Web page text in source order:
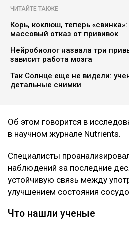
ЧИТАЙТЕ ТАКЖЕ
Корь, коклюш, теперь
массовый отказ от прививок
Нейробиолог назвала три
зависит работа мозга
Так Солнце еще не видели:
детальные снимки
Об этом говорится в
в научном журнале Nutrients.
Специалисты
наблюдений за последние
устойчивую связь между
улучшением состояния
Что нашли ученые